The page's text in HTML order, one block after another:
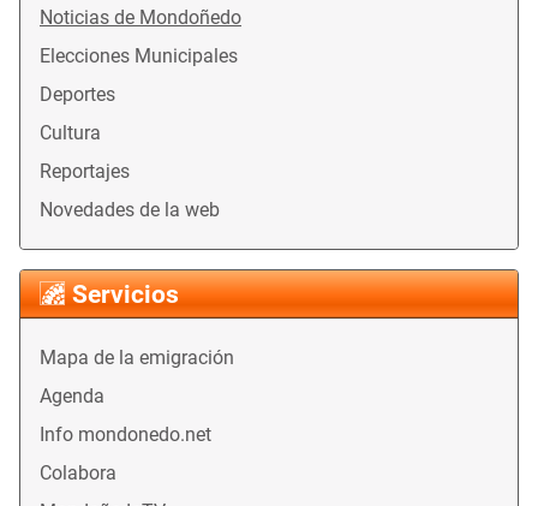
Noticias de Mondoñedo
Elecciones Municipales
Deportes
Cultura
Reportajes
Novedades de la web
Servicios
Mapa de la emigración
Agenda
Info mondonedo.net
Colabora